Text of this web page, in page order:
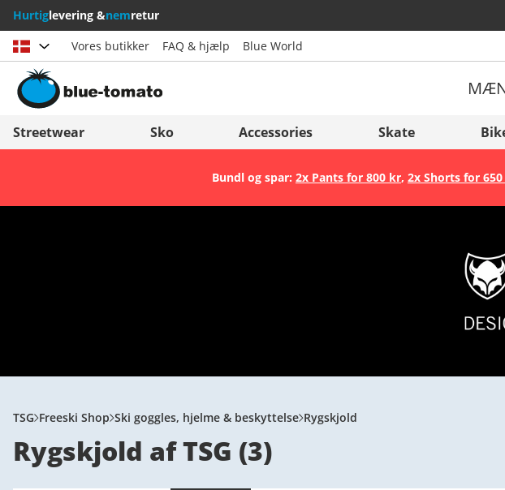
Hurtiglevering &nemretur
Vælg land
Österreich
Italia (Italiano)
Italien (Deutsch)
Slovenija
België (Nederlands)
Vores butikker FAQ & hjælp Blue World
Streetwear Sko Accessories Skate
Bundl og spar: 2x Pants for 800 kr, 2x Shorts for
TSG Freeski Shop Ski goggles, hjelme & beskyttelse Rygskjold
Rygskjold af TSG (3)